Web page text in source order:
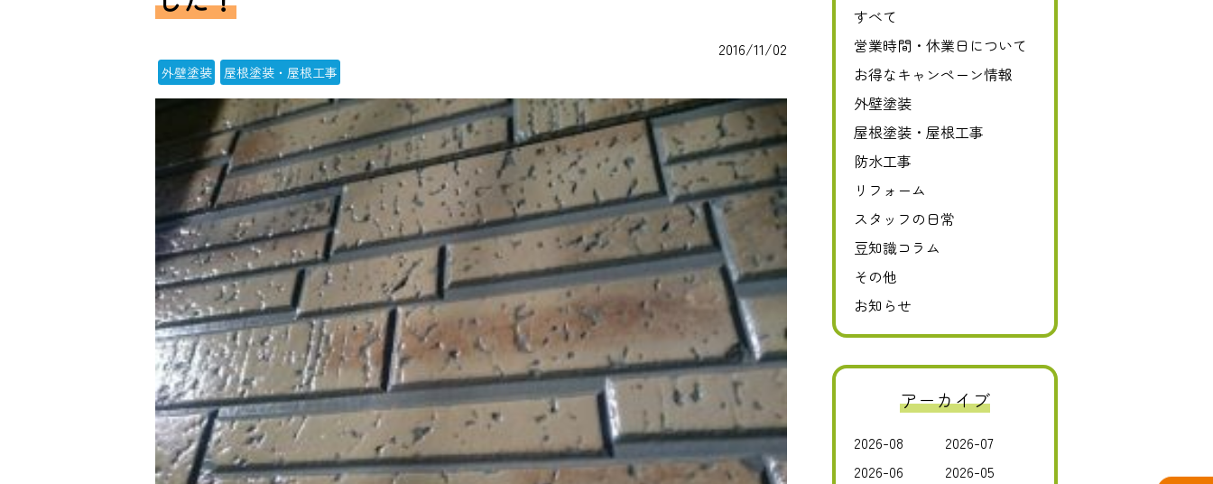
2016/11/02
外壁塗装 屋根塗装・屋根工事
すべて
営業時間・休業日について
お得なキャンペーン情報
外壁塗装
屋根塗装・屋根工事
防水工事
リフォーム
スタッフの日常
豆知識コラム
その他
お知らせ
アーカイブ
2026-08
2026-07
2026-06
2026-05